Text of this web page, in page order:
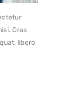
Cras
libero